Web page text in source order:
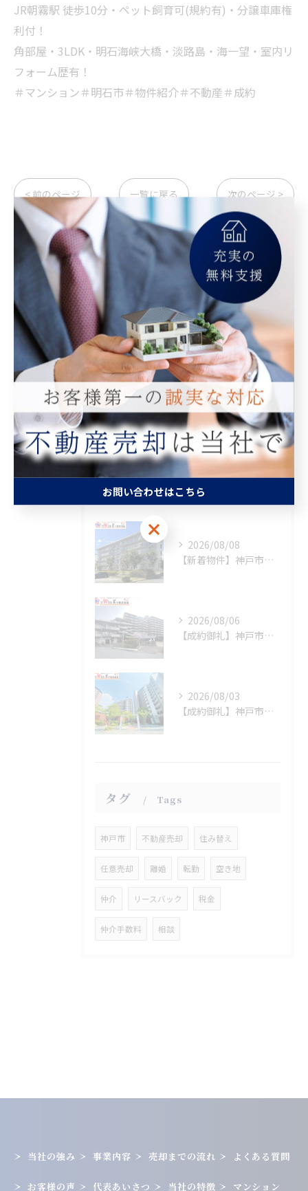
JR朝霧駅 徒歩10分・ペット飼育可(規約有)・分譲車庫権
利付！
角部屋・3LDK・明石海峡大橋・淡路島・海一望・室内リ
フォーム歴有！
＃マンション＃明石市＃物件紹介＃不動産＃成約
< 前のページ 一覧に戻る 次のページ >
カテゴリー Categories
全てのカテゴリー
マンション
空き家
相続
査定
買取
最近の投稿 Recent Posts
2026/08/08
【新着物件】神戸市須磨区
2026/08/06
【成約御礼】神戸市須磨区
2026/08/03
【成約御礼】神戸市西区
タグ Tags
神戸市 不動産売却 住み替え
任意売却 離婚 転勤 空き地
仲介 リースバック 税金
仲介手数料 相談
当社の強み 事業内容 売却までの流れ よくある質問
お客様の声 代表あいさつ 当社の特徴 マンション
お問い合わせはこちら
お問い合わせはこちら